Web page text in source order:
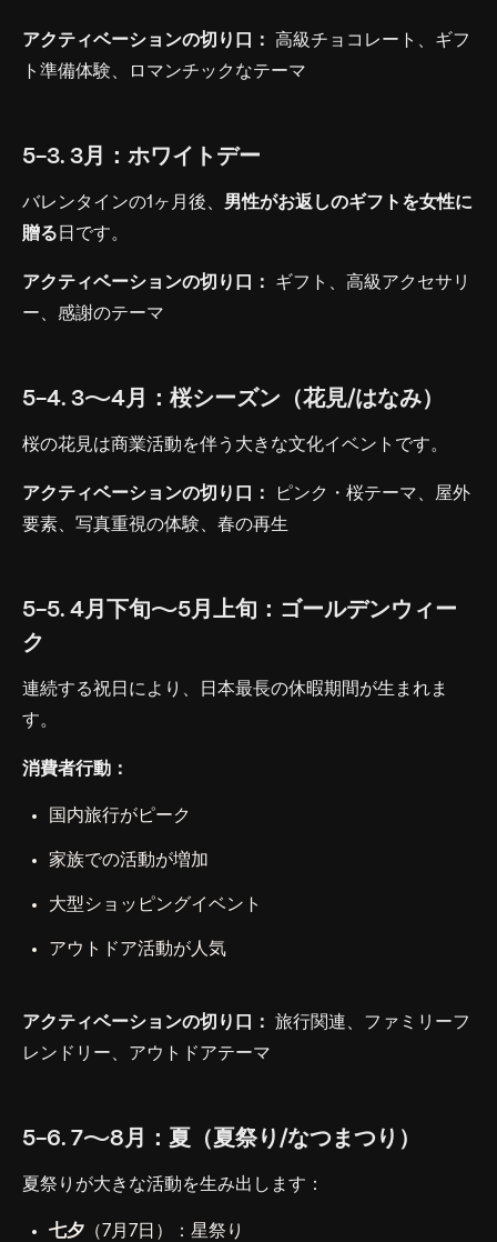
アクティベーションの切り口：
高級チョコレート、ギフ
ト準備体験、ロマンチックなテーマ
5-3. 3月：ホワイトデー
バレンタインの1ヶ月後、 男性がお返しのギフトを女性に
贈る 日です。
アクティベーションの切り口：
ギフト、高級アクセサリ
ー、感謝のテーマ
5-4. 3〜4月：桜シーズン（花見/はなみ）
桜の花見は商業活動を伴う大きな文化イベントです。
アクティベーションの切り口：
ピンク・桜テーマ、屋外
要素、写真重視の体験、春の再生
5-5. 4月下旬〜5月上旬：ゴールデンウィー
ク
連続する祝日により、日本最長の休暇期間が生まれま
す。
消費者行動：
国内旅行がピーク
家族での活動が増加
大型ショッピングイベント
アウトドア活動が人気
アクティベーションの切り口：
旅行関連、ファミリーフ
レンドリー、アウトドアテーマ
5-6. 7〜8月：夏（夏祭り/なつまつり）
夏祭りが大きな活動を生み出します：
七夕 （7月7日）：星祭り